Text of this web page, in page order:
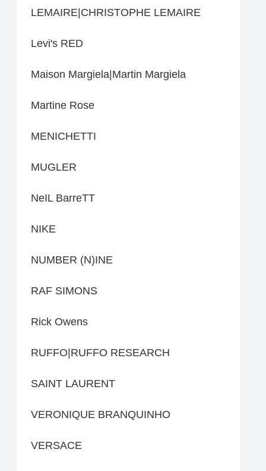
LEMAIRE|CHRISTOPHE LEMAIRE
Levi's RED
Maison Margiela|Martin Margiela
Martine Rose
MENICHETTI
MUGLER
NeIL BarreTT
NIKE
NUMBER (N)INE
RAF SIMONS
Rick Owens
RUFFO|RUFFO RESEARCH
SAINT LAURENT
VERONIQUE BRANQUINHO
VERSACE